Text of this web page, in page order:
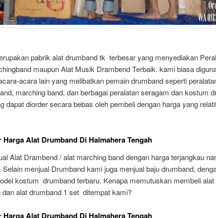
pabrik alat drumband tk terbesar yang menyediakan
maupun Alat Musik Drambend Terbaik. kami biasa
acara lain yang melibatkan pemain drumband seperti
marching band, dan berbagai peralatan seragam dan kostum
dapat diorder secara bebas oleh pembeli dengan harga yang
Alat Drumband Di Halmahera Tengah
Alat Drambend / alat marching band dengan harga terjangkau
Selain menjual Drumband kami juga menjual baju drumband,
kostum drumband terbaru. Kenapa memutuskan membeli
dan alat drumband 1 set ditempat kami?
Alat Drumband Di Halmahera Tengah